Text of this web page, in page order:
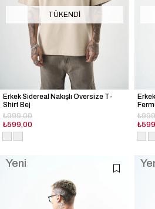
TÜKENDI
Erkek Sidereal Nakışlı Oversize T-
Shirt Bej
₺599,00
₺999,00
Yeni